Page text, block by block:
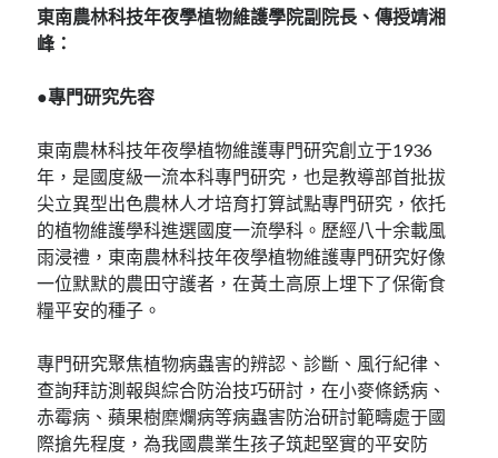
東南農林科技年夜學植物維護學院副院長、傳授靖湘
峰：
●專門研究先容
東南農林科技年夜學植物維護專門研究創立于1936
年，是國度級一流本科專門研究，也是教導部首批拔
尖立異型出色農林人才培育打算試點專門研究，依托
的植物維護學科進選國度一流學科。歷經八十余載風
雨浸禮，東南農林科技年夜學植物維護專門研究好像
一位默默的農田守護者，在黃土高原上埋下了保衛食
糧平安的種子。
專門研究聚焦植物病蟲害的辨認、診斷、風行紀律、
查詢拜訪測報與綜合防治技巧研討，在小麥條銹病、
赤霉病、蘋果樹糜爛病等病蟲害防治研討範疇處于國
際搶先程度，為我國農業生孩子筑起堅實的平安防